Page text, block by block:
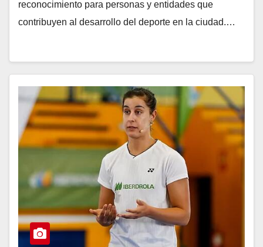
reconocimiento para personas y entidades que
contribuyen al desarrollo del deporte en la ciudad.…